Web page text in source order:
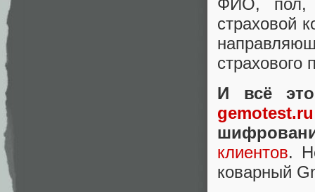
ФИО, пол,
страховой
И всё это
gemotest.ru
клиентов.
коварный